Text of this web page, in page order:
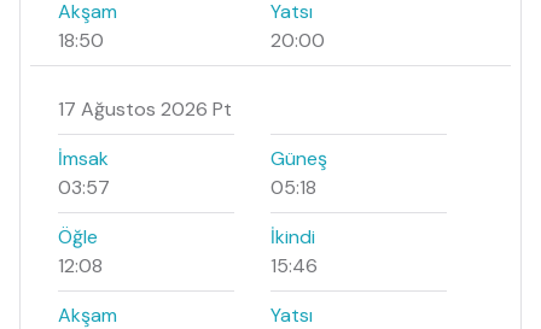
Akşam
18:50
Yatsı
20:00
17 Ağustos 2026 Pt
İmsak
03:57
Güneş
05:18
Öğle
12:08
İkindi
15:46
Akşam
Yatsı